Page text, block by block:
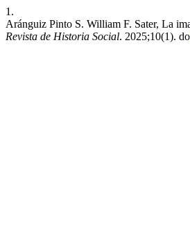
1.
Aránguiz Pinto S. William F. Sater, La
Revista de Historia Social. 2025;10(1).